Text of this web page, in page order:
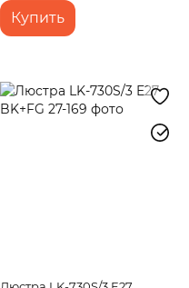
Купить